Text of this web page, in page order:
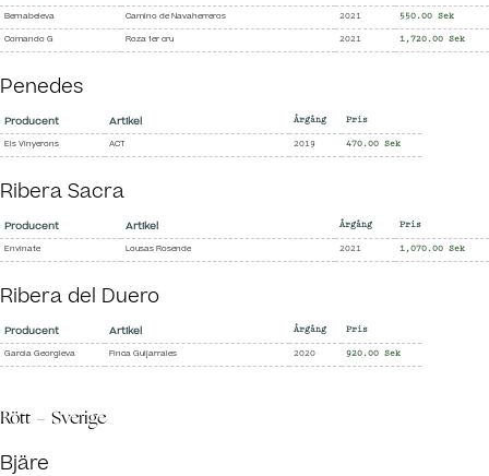
Bernabeleva Camino de Navaherreros 2021 550.00 Sek
Comando G Roza 1er cru 2021 1,720.00 Sek
Penedes
Producent Artikel Årgång Pris
Els Vinyerons ACT 2019 470.00 Sek
Ribera Sacra
Producent Artikel Årgång Pris
Envinate Lousas Rosende 2021 1,070.00 Sek
Ribera del Duero
Producent Artikel Årgång Pris
Garcia Georgieva Finca Guijarrales 2020 920.00 Sek
Rött - Sverige
Bjäre